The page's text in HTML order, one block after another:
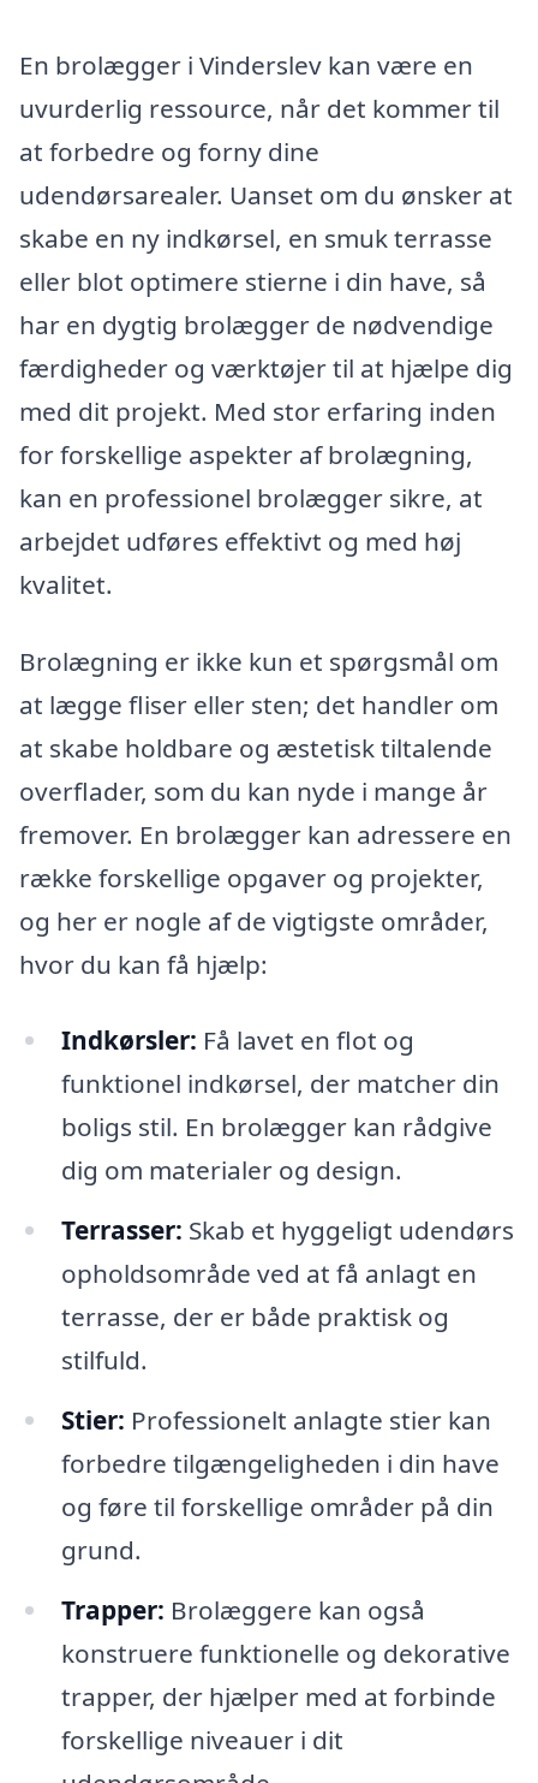
En brolægger i Vinderslev kan være en
uvurderlig ressource, når det kommer til
at forbedre og forny dine
udendørsarealer. Uanset om du ønsker at
skabe en ny indkørsel, en smuk terrasse
eller blot optimere stierne i din have, så
har en dygtig brolægger de nødvendige
færdigheder og værktøjer til at hjælpe dig
med dit projekt. Med stor erfaring inden
for forskellige aspekter af brolægning,
kan en professionel brolægger sikre, at
arbejdet udføres effektivt og med høj
kvalitet.
Brolægning er ikke kun et spørgsmål om
at lægge fliser eller sten; det handler om
at skabe holdbare og æstetisk tiltalende
overflader, som du kan nyde i mange år
fremover. En brolægger kan adressere en
række forskellige opgaver og projekter,
og her er nogle af de vigtigste områder,
hvor du kan få hjælp:
Indkørsler: Få lavet en flot og
funktionel indkørsel, der matcher din
boligs stil. En brolægger kan rådgive
dig om materialer og design.
Terrasser: Skab et hyggeligt udendørs
opholdsområde ved at få anlagt en
terrasse, der er både praktisk og
stilfuld.
Stier: Professionelt anlagte stier kan
forbedre tilgængeligheden i din have
og føre til forskellige områder på din
grund.
Trapper: Brolæggere kan også
konstruere funktionelle og dekorative
trapper, der hjælper med at forbinde
forskellige niveauer i dit